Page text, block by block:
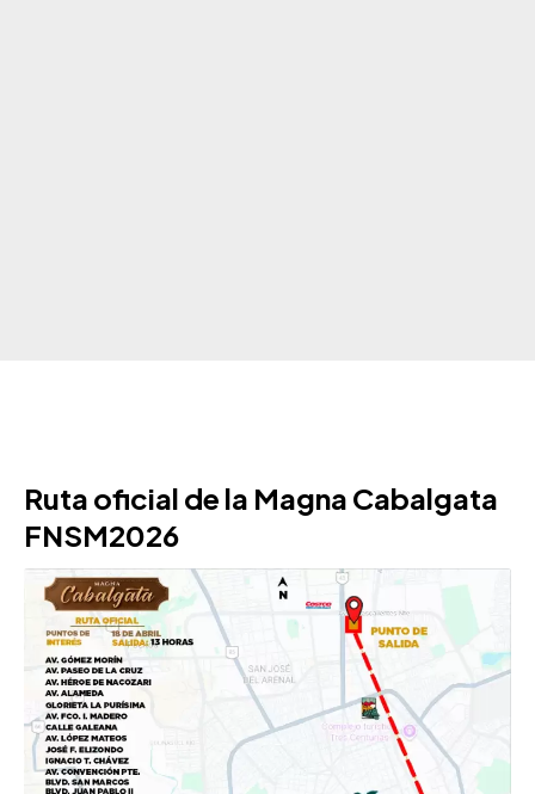
Ruta oficial de la Magna Cabalgata
FNSM2026